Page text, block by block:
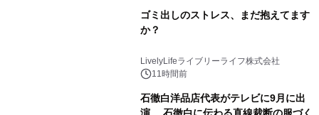
ゴミ出しのストレス、まだ抱えてます
か？
LivelyLifeライブリーライフ株式会社
11時間前
石徹白洋品店代表がテレビに9月に出